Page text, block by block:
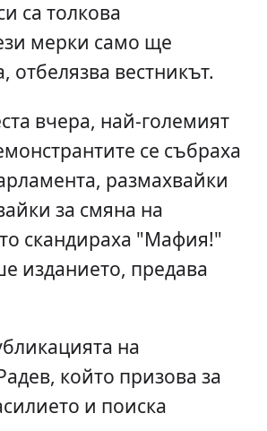
са толкова
мерки само ще
отбелязва вестникът.
вчера, най-големият
се събраха
размахвайки
за смяна на
скандираха "Мафия!"
изданието, предава
на
който призова за
и поиска